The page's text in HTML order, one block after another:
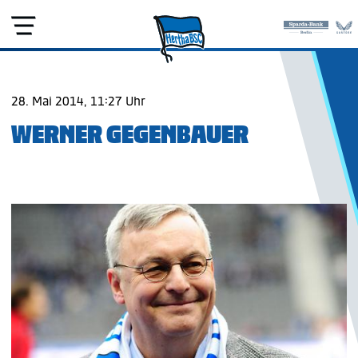
28. Mai 2014, 11:27 Uhr
WERNER GEGENBAUER